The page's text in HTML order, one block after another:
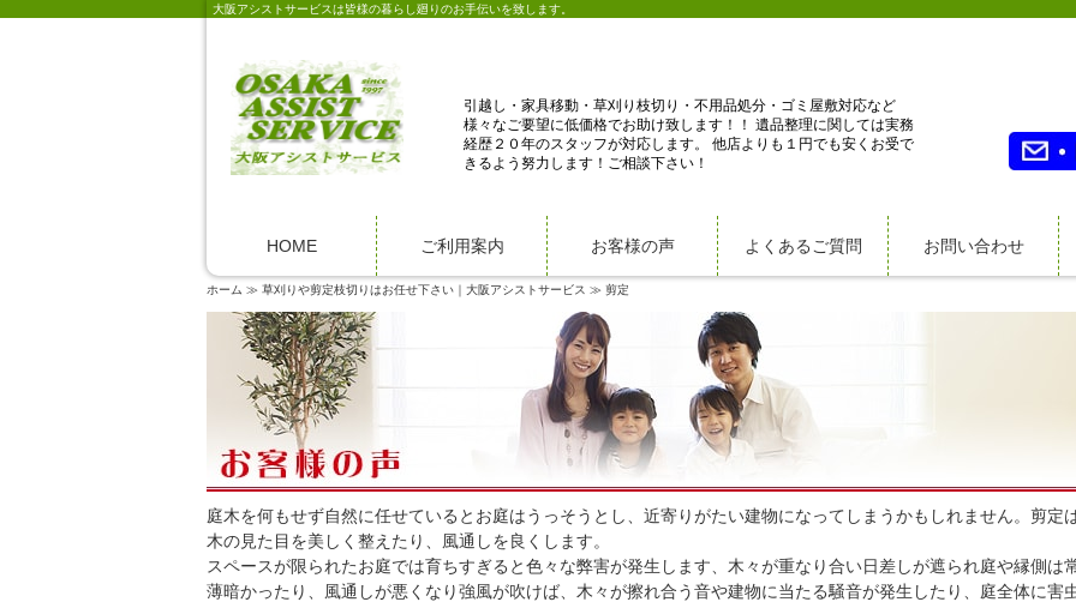
大阪アシストサービスは皆様の暮らし廻りのお手伝いを致します。
引越し・家具移動・草刈り枝切り・不用品処分・ゴミ屋敷対応など
様々なご要望に低価格でお助け致します！！ 遺品整理に関しては実務
経歴２０年のスタッフが対応します。 他店よりも１円でも安くお受で
きるよう努力します！ご相談下さい！
HOME ご利用案内 お客様の声 よくあるご質問 お問い合わせ
ホーム 草刈りや剪定枝切りはお任せ下さい｜大阪アシストサービス 剪定
庭木を何もせず自然に任せているとお庭はうっそうとし、近寄りがたい建物になってしまうかもしれません。剪定
木の見た目を美しく整えたり、風通しを良くします。
スペースが限られたお庭では育ちすぎると色々な弊害が発生します、木々が重なり合い日差しが遮られ庭や縁側は
薄暗かったり、風通しが悪くなり強風が吹けば、木々が擦れ合う音や建物に当たる騒音が発生したり、庭全体に害